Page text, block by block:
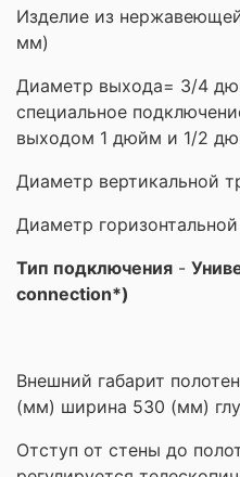
Изделие из
мм)
Диаметр выхода= 3/4
специальное
выходом 1 дюйм и 1/2
Диаметр вертикальной
Диаметр
Тип подключения -
connection*)
Внешний габарит
(мм) ширина 530 (мм)
Отступ от стены до